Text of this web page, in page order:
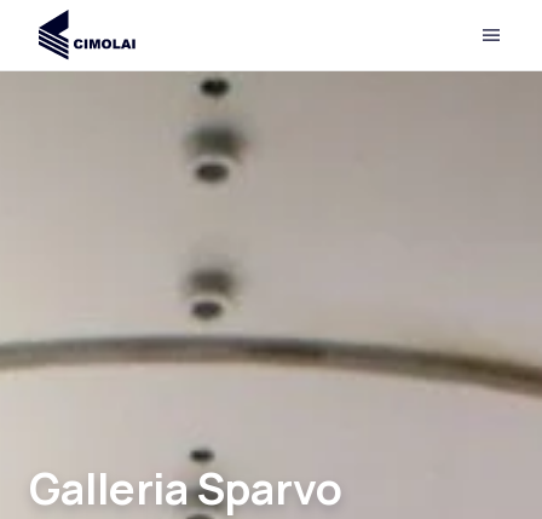
Galleria Sparvo